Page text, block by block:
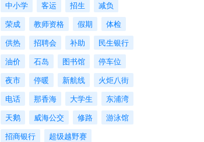
中小学 客运 招生
减负
荣成
教师资格 假期
体检
供热
招聘会 补助
民生银行
油价
石岛 图书馆
停车位
夜市
停暖 新航线
火炬八街
电话
那香海 大学生
东浦湾
天鹅
威海公交 修路
游泳馆
招商银行
超级越野赛